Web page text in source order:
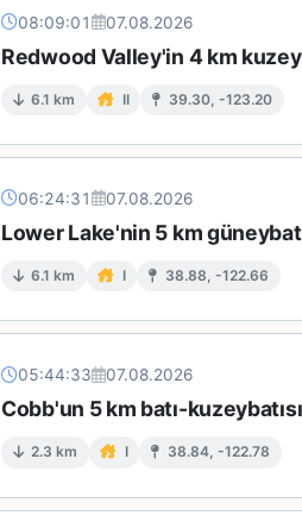
08:09:01 07.08.2026
Redwood Valley'in 4 km
6.1 km II 39.30, -123.20
06:24:31 07.08.2026
Lower Lake'nin 5 km
6.1 km I 38.88, -122.66
05:44:33 07.08.2026
Cobb'un 5 km batı-
2.3 km I 38.84, -122.78